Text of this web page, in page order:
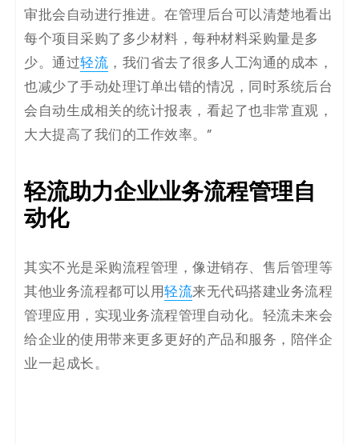
审批会自动进行推进。在管理后台可以清楚地看出
每个项目采购了多少材料，每种材料采购量是多
少。通过轻流 ，我们省去了很多人工沟通的成本，
也减少了手动处理订单出错的情况，同时系统后台
会自动生成相关的统计报表，看起了也非常直观，
大大提高了我们的工作效率。”
轻流助力企业业务流程管理自
动化
其实不光是采购流程管理，像进销存、售后管理等
其他业务流程都可以用轻流来无代码搭建业务流程
管理应用，实现业务流程管理自动化。轻流未来会
给企业的使用带来更多更好的产品和服务，陪伴企
业一起成长。